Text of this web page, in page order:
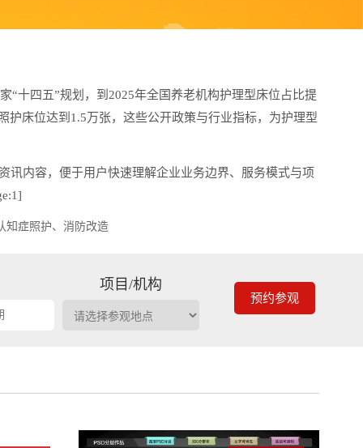
“十四五”规划，到2025年全国养老机构护理型床位占比提
护床位达到1.5万张，这些公开政策与行业指标，为护理型
讯内容，便于用户快速理解企业业务边界、服务模式与项
知症照护、消防改造
项目/机构
预约参观